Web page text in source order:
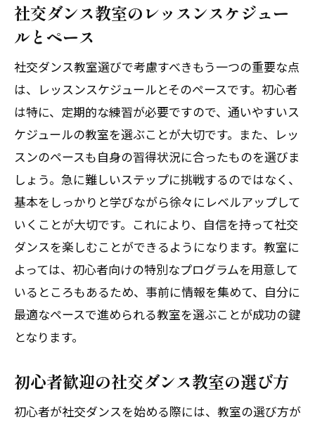
初心者が社交ダンスを安全に楽しむため
の準備
社交ダンスを始める際のマインドセット
社交ダンスの最初の一歩を踏み出すため
のアドバイス
社交ダンスで自信を持つための初心者ガ
イド
初心者にとっての社交ダンスの魅力的な
スタート
社交ダンスで体験するパートナーシップの魅
力
社交ダンスで培う信頼関係の重要性
パートナーシップを深める社交ダンスの
楽しさ
プの築き方
社交ダンスのパートナーシップがもたら
社交ダンス教室のレッスンスケジュー
ルとペース
社交ダンス教室選びで考慮すべきもう一つの重要な点
は、レッスンスケジュールとそのペースです。初心者
は特に、定期的な練習が必要ですので、通いやすいス
ケジュールの教室を選ぶことが大切です。また、レッ
スンのペースも自身の習得状況に合ったものを選びま
しょう。急に難しいステップに挑戦するのではなく、
基本をしっかりと学びながら徐々にレベルアップして
いくことが大切です。これにより、自信を持って社交
ダンスを楽しむことができるようになります。教室に
よっては、初心者向けの特別なプログラムを用意して
いるところもあるため、事前に情報を集めて、自分に
最適なペースで進められる教室を選ぶことが成功の鍵
となります。
初心者歓迎の社交ダンス教室の選び方
初心者が社交ダンスを始める際には、教室の選び方が